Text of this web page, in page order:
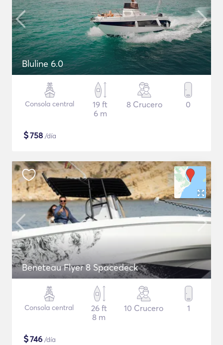
Bluline 6.0
Consola central
19 ft
6 m
8 Crucero 0
$758 /día
Beneteau Flyer 8 Spacedeck
Consola central
26 ft
8 m
10 Crucero 1
$746 /día